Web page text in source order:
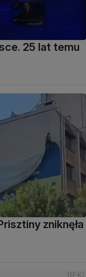
25 lat temu
zniknęła